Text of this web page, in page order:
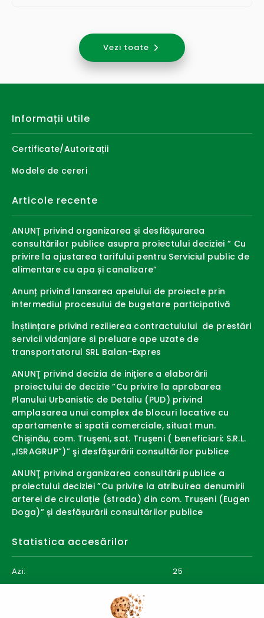
Vezi toate
Informații utile
Certificate/Autorizații
Modele de cereri
Articole recente
ANUNȚ privind organizarea și desfiășurarea
consultărilor publice asupra proiectului deciziei ” Cu
privire la ajustarea tarifului pentru Serviciul public de
alimentare cu apa și canalizare”
Anunț privind lansarea apelului de proiecte prin
intermediul procesului de bugetare participativă
Înștiințare privind rezilierea contractulului de prestări
servicii vidanjare si preluare ape uzate de
transportatorul SRL Balan-Expres
ANUNŢ privind decizia de iniţiere a elaborării
proiectului de decizie ”Cu privire la aprobarea
Planului Urbanistic de Detaliu (PUD) privind
amplasarea unui complex de blocuri locative cu
apartamente si spatii comerciale, situat mun.
Chişinău, com. Truşeni, sat. Truşeni ( beneficiari: S.R.L.
,,ISRAGRUP”)” şi desfăşurării consultărilor publice
ANUNŢ privind organizarea consultării publice a
proiectului deciziei ”Cu privire la atribuirea denumirii
arterei de circulație (strada) din com. Trușeni (Eugen
Doga)” și desfășurării consultărilor publice
Statistica accesărilor
Azi:
25